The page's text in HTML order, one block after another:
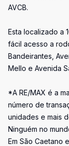
AVCB.
Esta localizado a
fácil acesso a
Bandeirantes,
Mello e Avenida
*A RE/MAX é a
número de
unidades e mais
Ninguém no
Em São Caetano